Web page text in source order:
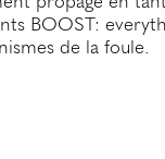
BOOST:
de la foule.